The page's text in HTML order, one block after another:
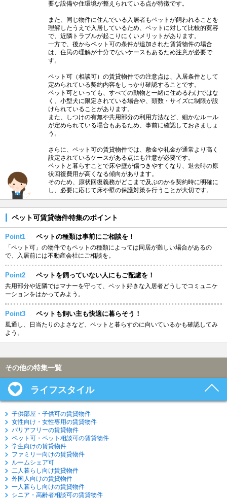
要な設備や住環境が整えられている点が特徴です。
また、同じ物件に住んでいる入居者もペットが飼われることを
理解したうえで入居しているため、ペットに対して比較的寛容
で、近隣トラブルが起こりにくいメリットがあります。
一方で、後からペット可の条件が追加された賃貸物件の場合
は、住民の理解が十分でないケースもあるため注意が必要で
す。
ペット可（相談可）の賃貸物件での注意点は、入居条件として
定められている契約内容をしっかり確認することです。
ペット可といっても、すべての動物と一緒に住めるわけではな
く、小型犬に限定されている場合や、頭数・サイズに制限が設
けられていることがあります。
また、しつけの有無や共用部分の利用方法など、細かなルール
が定められている場合もあるため、事前に確認しておきましょ
う。
さらに、ペット可の賃貸物件では、敷金や礼金が通常より高く
設定されているケースがある点にも注意が必要です。
ペットと暮らすことで床や壁が傷つきやすくなり、退去時の原
状回復費用が高くなる傾向があります。
そのため、原状回復義務がどこまで及ぶのかを契約時に明確に
し、必要に応じて床や壁の保護対策を行うことが大切です。
ペット可賃貸物件特集のポイント
Point1 ペットの種類は事前にご相談を！
「ペット可」の物件でもペットの種類によっては同居が難しい場合があるの
で、入居前には不動産会社にご相談を。
Point2 ペットを飼っていない人にもご配慮を！
共用部分や近隣ではマナーを守って、ペット好きな入居者どうしでコミュニケ
ーションをはかってみよう。
Point3 ペットも飼い主も快適に暮らそう！
風通し、日当たりのよさなど、ペットと暮らすのに向いているかも確認してみ
よう。
その他の特集一覧
ライフスタイル
子供部屋・子供可の賃貸物件
女性向け・女性専用の賃貸物件
バリアフリーの賃貸物件
ペット可・ペット相談可の賃貸物件
学生向けの賃貸物件
ファミリー向けの賃貸物件
ルームシェア可
二人暮らし向け賃貸物件
外国人向けの賃貸物件
一人暮らし向けの賃貸物件
シニア・高齢者相談可の賃貸物件